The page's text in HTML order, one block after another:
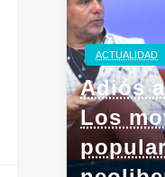
ACTUALIDAD
Adiós
Los